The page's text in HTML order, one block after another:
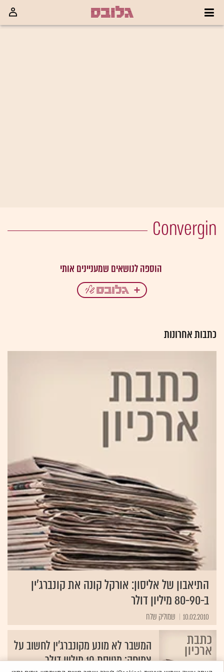
Convergin
כתבות אחרונות
התיאבון של אליסון: אורקל קונה את קונברג'ין
ב-80-90 מיליון דולר
10.02.2010
המשבר לא מונע מקונברג'ין לחשוב על
צמיחה: מגייסת 10 מיליון דולר